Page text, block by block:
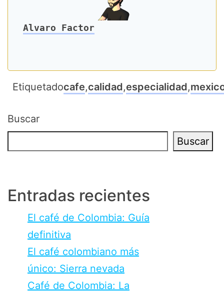
Alvaro Factor
Etiquetadocafe,calidad,especialidad,
Buscar
Buscar
Entradas recientes
El café de Colombia: Guía
definitiva
El café colombiano más
único: Sierra nevada
Café de Colombia: La